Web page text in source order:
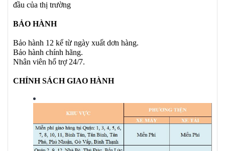
đầu của thị trường
BẢO HÀNH
Bảo hành 12 kể từ ngày xuất dơn hàng.
Bảo hành chính hãng.
Nhân viên hổ trợ 24/7.
CHÍNH SÁCH GIAO HÀNH